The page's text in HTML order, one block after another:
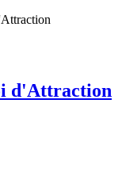
d'Attraction